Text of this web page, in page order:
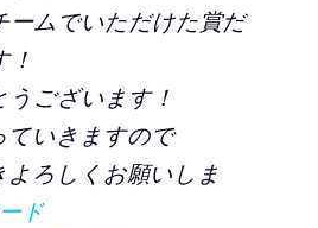
ームでいただけた賞だ
ございます！
ていきますので
よろしくお願いしま
ド